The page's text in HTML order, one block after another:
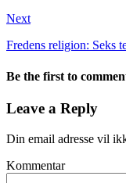
Next
Fredens religion: Seks
Be the first to
Leave a Reply
Din email adresse vil
Kommentar